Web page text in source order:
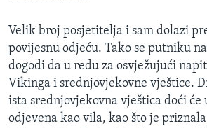
Velik broj posjetitelja i sam dolazi
povijesnu odjeću. Tako se putniku
dogodi da u redu za osvježujući
Vikinga i srednjovjekovne vještice.
ista srednjovjekovna vještica doći će
odjevena kao vila, kao što je